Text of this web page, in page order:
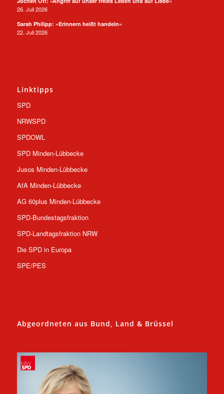
26. Juli 2026
Sarah Philipp: »Erinnern heißt handeln«
22. Juli 2026
Linktipps
SPD
NRWSPD
SPDOWL
SPD Minden-Lübbecke
Jusos Minden-Lübbecke
AfA Minden-Lübbecke
AG 60plus Minden-Lübbecke
SPD-Bundestagsfraktion
SPD-Landtagsfraktion NRW
Die SPD in Europa
SPE/PES
Abgeordneten aus Bund, Land & Brüssel